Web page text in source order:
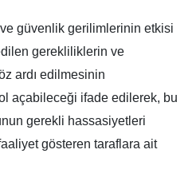
güvenlik gerilimlerinin etkisi
gerekliliklerin ve
ardı edilmesinin
açabileceği ifade edilerek, bu
gerekli hassasiyetleri
gösteren taraflara ait